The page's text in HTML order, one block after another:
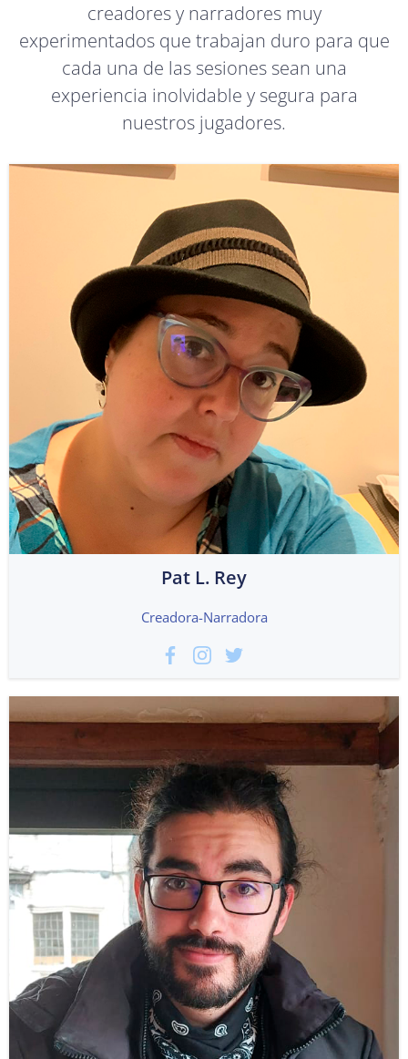
creadores y narradores muy
experimentados que trabajan duro para que
cada una de las sesiones sean una
experiencia inolvidable y segura para
nuestros jugadores.
Pat L. Rey
Creadora-Narradora